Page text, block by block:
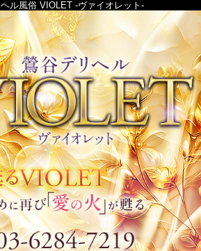
ル風俗 VIOLET -ヴァイオレット-